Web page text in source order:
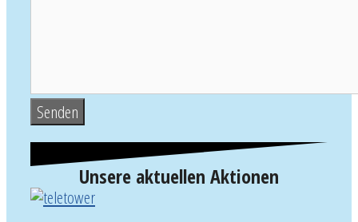
Unsere aktuellen Aktionen